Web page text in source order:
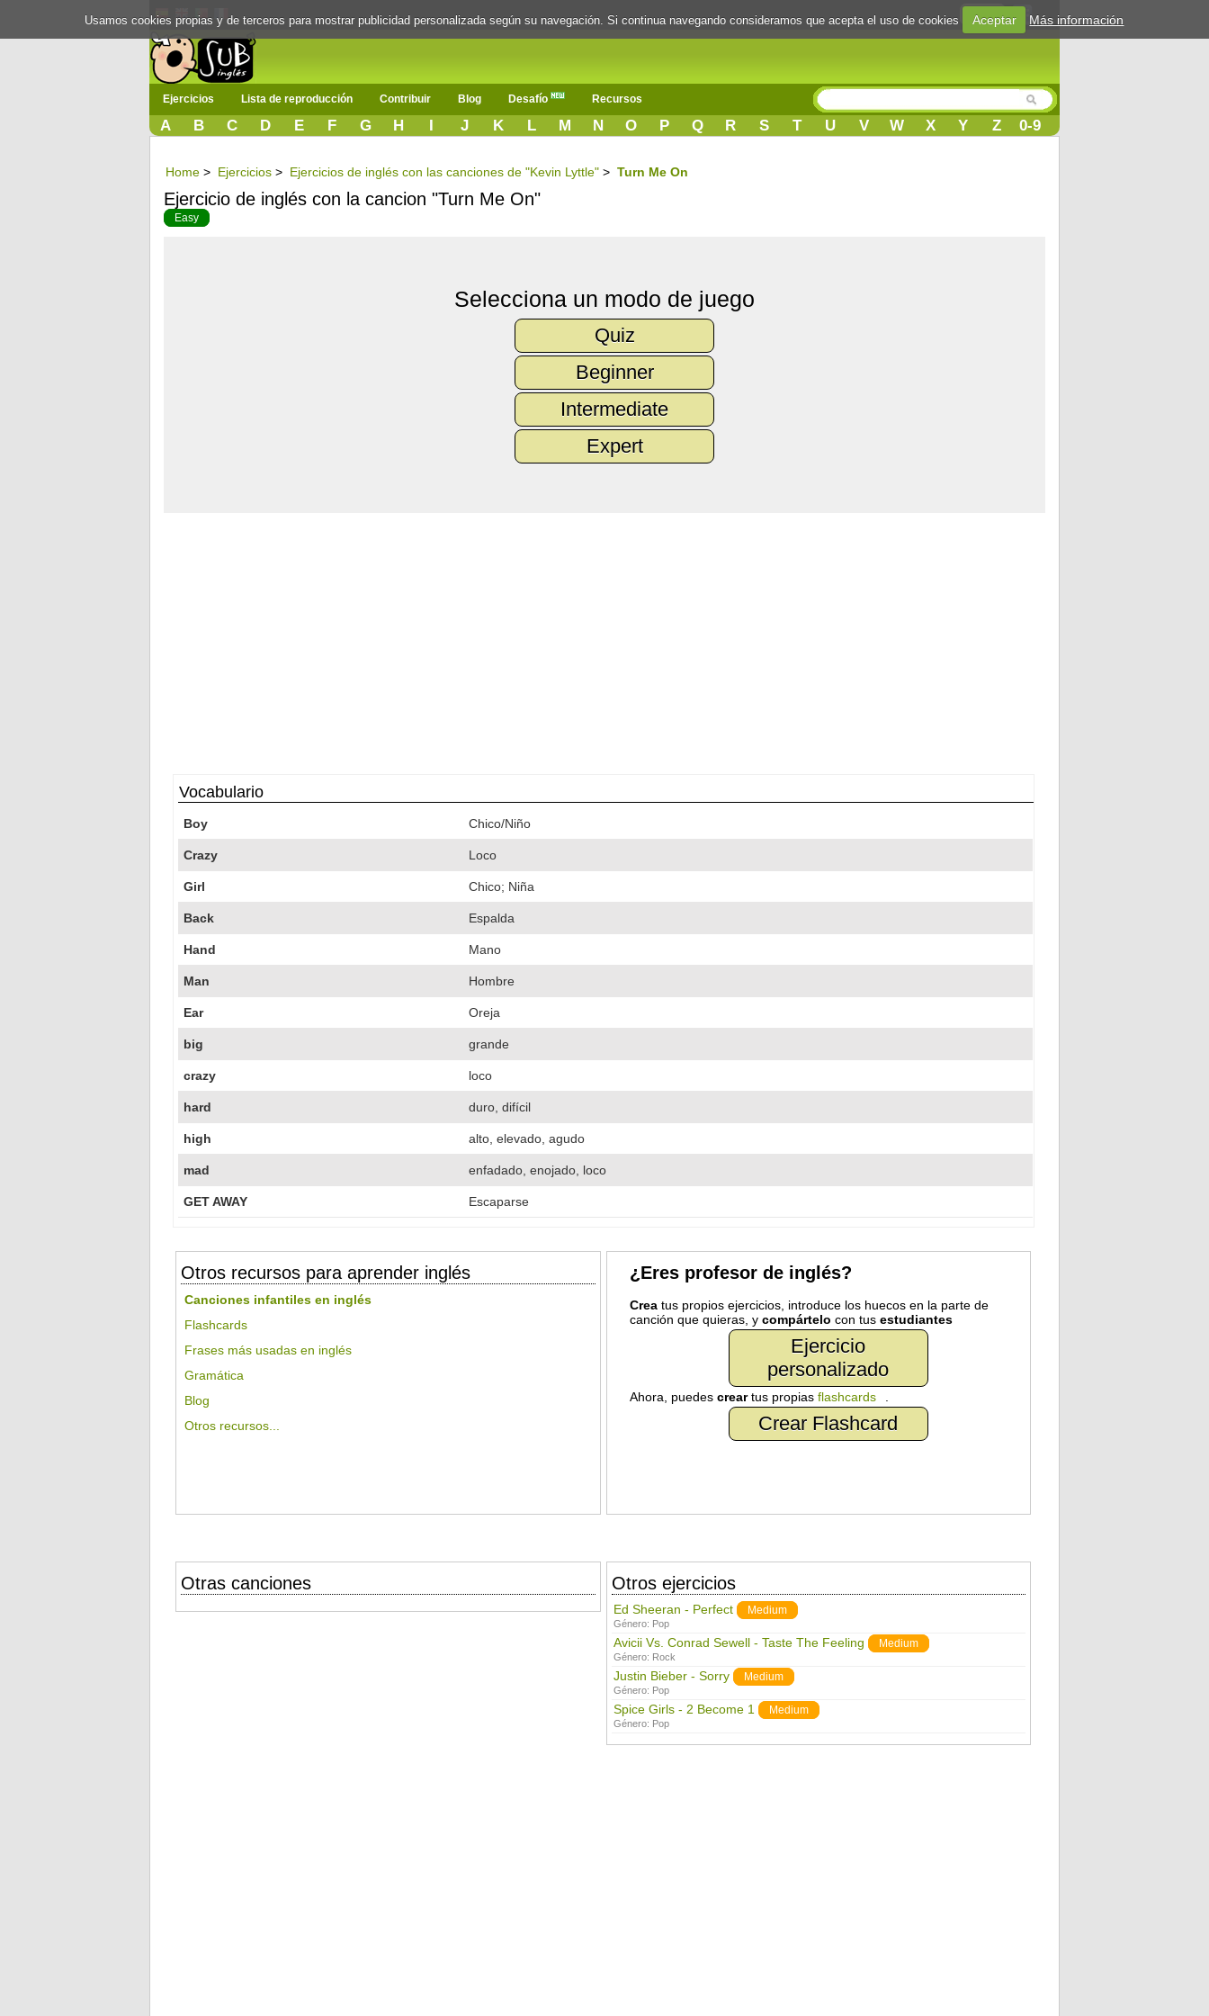
Login
Ejercicios Lista de reproducción Contribuir Blog Desafío Recursos
A B C D E F G H I J K L M N O P Q R S T U V W X Y Z 0-9
Home > Ejercicios > Ejercicios de inglés con las canciones de "Kevin Lyttle" > Turn Me On
Ejercicio de inglés con la cancion "Turn Me On"
Easy
Selecciona un modo de juego
Quiz
Beginner
Intermediate
Expert
Vocabulario
Boy Chico/Niño
Crazy Loco
Girl Chico; Niña
Back Espalda
Hand Mano
Man Hombre
Ear Oreja
big grande
crazy loco
hard duro, difícil
high alto, elevado, agudo
mad enfadado, enojado, loco
GET AWAY Escaparse
Otros recursos para aprender inglés
Canciones infantiles en inglés
Flashcards
Frases más usadas en inglés
Gramática
Blog
Otros recursos...
¿Eres profesor de inglés?
Creatus propios ejercicios, introduce los huecos en la parte de
canción que quieras, y compártelo con tus estudiantes
Ejercicio
personalizado
Ahora, puedes creartus propias flashcards
Crear Flashcard
Otras canciones Otros ejercicios
Ed Sheeran - Perfect Medium
Género: Pop
Avicii Vs. Conrad Sewell - Taste The Feeling Medium
Género: Rock
Justin Bieber - Sorry Medium
Género: Pop
Spice Girls - 2 Become 1 Medium
Género: Pop
Usamos cookies propias y de terceros para mostrar publicidad personalizada según su navegación. Si continua navegando consideramos que acepta el uso de cookies Aceptar Más información